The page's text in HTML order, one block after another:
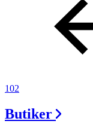
102
Butiker